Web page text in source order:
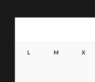
L M X